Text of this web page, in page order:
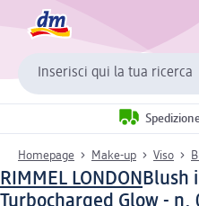
Inserisci qui la tua ricerca
Homepage Make-up Viso
RIMMEL LONDONBlush
Turbocharged Glow - n.